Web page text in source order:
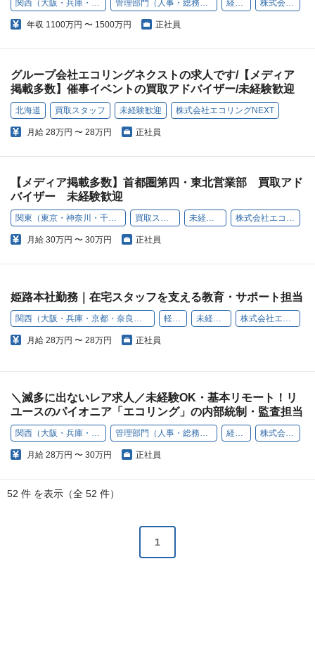
関西（大阪・兵庫・京都・奈良・和歌山・滋賀） 管理部門（人事・総務・経理・コンプライアンスなど） 経験者採用 株式会社エコリング
年収 1100万円 〜 1500万円 正社員
グループ会社エコリングネクストの求人です/【メディア
掲載多数】催事イベントの買取アドバイザー/未経験歓迎
北海道 買取スタッフ 未経験歓迎 株式会社エコリングNEXT
月給 28万円 〜 28万円 正社員
【メディア掲載多数】首都圏第四・東北営業部 買取アド
バイザー 未経験歓迎
関東（東京・神奈川・千葉・埼玉） 買取スタッフ 未経験歓迎 株式会社エコリング
月給 30万円 〜 30万円 正社員
姫路本社勤務｜在宅スタッフを支える教育・サポート担当
関西（大阪・兵庫・京都・奈良・和歌山・滋賀） 軽作業 未経験歓迎 株式会社エコリング
月給 28万円 〜 28万円 正社員
＼滅多に出ないレア求人／未経験OK・基本リモート！リ
ユースのパイオニア「エコリング」の内部統制・監査担当
関西（大阪・兵庫・京都・奈良・和歌山・滋賀） 管理部門（人事・総務・経理・コンプライアンスなど） 経験者採用 株式会社エコリング
月給 28万円 〜 30万円 正社員
52 件 を表示（全 52 件）
1